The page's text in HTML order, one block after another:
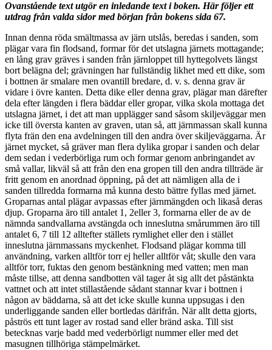
Ovanstående text utgör en inledande text i boken. Här följer ett
utdrag från valda sidor med början från bokens sida 67.
Innan denna röda smältmassa av järn utslås, beredas i sanden, som
plägar vara fin flodsand, formar för det utslagna järnets mottagande;
en lång grav gräves i sanden från järnloppet till hyttegolvets längst
bort belägna del; grävningen har fullständig likhet med ett dike, som
i bottnen är smalare men ovantill bredare, d. v. s. denna grav är
vidare i övre kanten. Detta dike eller denna grav, plägar man därefter
dela efter längden i flera bäddar eller gropar, vilka skola mottaga det
utslagna järnet, i det att man upplägger sand såsom skiljeväggar men
icke till översta kanten av graven, utan så, att järnmassan skall kunna
flyta frän den ena avdelningen till den andra över skiljeväggarna. Är
järnet mycket, så gräver man flera dylika gropar i sanden och delar
dem sedan i vederbörliga rum och formar genom anbringandet av
små vallar, likväl så att från den ena gropen till den andra tillträde är
fritt genom en anordnad öppning, på det att nämligen alla de i
sanden tillredda formarna må kunna desto bättre fyllas med järnet.
Groparnas antal plägar avpassas efter järnmängden och likaså deras
djup. Groparna äro till antalet 1, 2eller 3, formarna eller de av de
nämnda sandvallarna avstängda och inneslutna smårummen äro till
antalet 6, 7 till 12 alltefter ställets rymlighet eller den i stället
inneslutna järnmassans myckenhet. Flodsand plägar komma till
användning, varken alltför torr ej heller alltför våt; skulle den vara
alltför torr, fuktas den genom bestänkning med vatten; men man
måste tillse, att denna sandbotten väl tager åt sig allt det påstänkta
vattnet och att intet stillastående sådant stannar kvar i bottnen i
någon av bäddarna, så att det icke skulle kunna uppsugas i den
underliggande sanden eller bortledas därifrån. När allt detta gjorts,
påströs ett tunt lager av rostad sand eller bränd aska. Till sist
betecknas varje badd med vederbörligt nummer eller med det
masugnen tillhöriga stämpelmärket.